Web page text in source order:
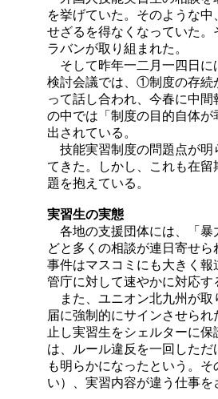
を挙げていた。そのような
せざるを得なくなっていた
ラバンが取り組まれた。
そして昨年一二月一四日に
検討会議では、①制度の存
って話し合われ、今春に中
の中では「制度の目的自体
出されている。
技能実習制度の問題点が明
てきた。しかし、これも在
題を抱えている。
実習生の実態
各地の支援団体には、「暴
どと多くの相談が連日寄せ
事件はマスコミにも大きく
管庁に対して速やかに対応
また、ユニオン北九州が取
届に強制的にサインさせら
止し実習生をシェルターに
は、ルール違反を一回した
も明らかになったという。
い）、実習内容が違う仕事